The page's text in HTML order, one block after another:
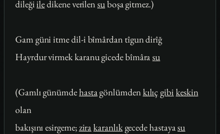
dileğiiledikene verilensuboşa gitmez.)
Gam güni itme dil-i bîmârdan tîgun dirîğ
Hayrdur virmek karanu gicede bîmârasu
(Gamlı günümdehastagönlümdenkılıç gibi keskin
olan
bakışını esirgeme;zirakaranlıkgecede hastayasu